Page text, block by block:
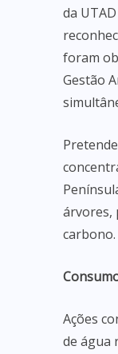
da
foram
Gestão
árvores,
carbono.
Ações
de água